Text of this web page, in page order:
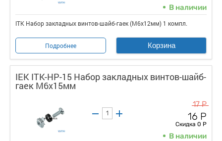
В наличии
ITK Набор закладных винтов-шайб-гаек (M6x12мм) 1 компл.
Подробнее Корзина
IEK ITK-HP-15 Набор закладных винтов-шайб-
гаек M6x15мм
17 Р
16 Р
Скидка 0 Р
В наличии